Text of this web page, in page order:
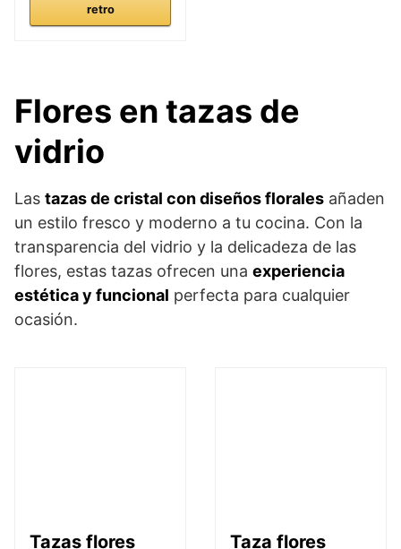
retro
Flores en tazas de
vidrio
Las tazas de cristal con diseños florales añaden
un estilo fresco y moderno a tu cocina. Con la
transparencia del vidrio y la delicadeza de las
flores, estas tazas ofrecen una experiencia
estética y funcional perfecta para cualquier
ocasión.
Tazas flores Taza flores